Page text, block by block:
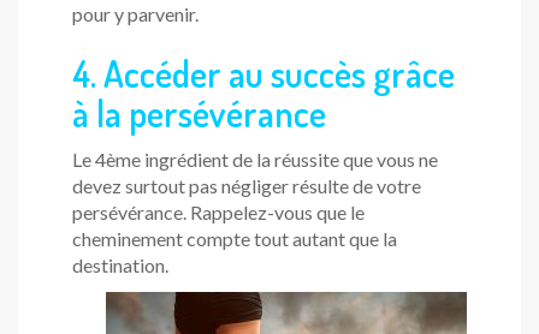
pour y parvenir.
4. Accéder au succès grâce
à la persévérance
Le 4ème ingrédient de la réussite que vous ne
devez surtout pas négliger résulte de votre
persévérance. Rappelez-vous que le
cheminement compte tout autant que la
destination.